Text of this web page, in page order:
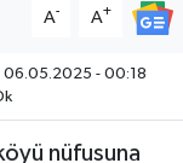
A- A+
06.05.2025 - 00:18
nüfusuna